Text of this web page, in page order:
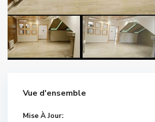
Vue d'ensemble
Mise À Jour: